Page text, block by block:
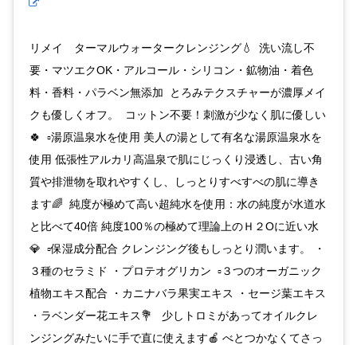
リメイ ターマルウォータークレンジング💧 洗い流し不
要・マツエクOK・アルコール・シリコン・鉱物油・着色
料・香料・パラベン無添加 とろみテクスチャーが濃厚メイ
クも優しくオフ。 コットン不要！刺激が少なく肌に優しい
🍀 ▫️湯原温泉水を使用 美人の湯として有名な湯原温泉水を
使用 低張性アルカリ高温泉で肌にじっくり浸透し、古い角
質や排泄物を取れやすくし、しっとりすべすべの肌に導き
ます🌈 純度が極めて高い超純水を使用：水の純度が水道水
と比べて40倍 純度100％の極めて理論上のＨ２Oに近い水
💎 ▫️保湿成分配合 クレンジング後もしっとり潤います。 ・
３種のセラミド ・プロテオグリカン ▫️３つのオーガニック
植物エキス配合 ・カニナバラ果実エキス ・セージ葉エキス
・ラベンダー花エキス💐 少しトロミがあってオイルクレ
ンジングみたいに手で直に使えます🍎 べとつかなくてさっ